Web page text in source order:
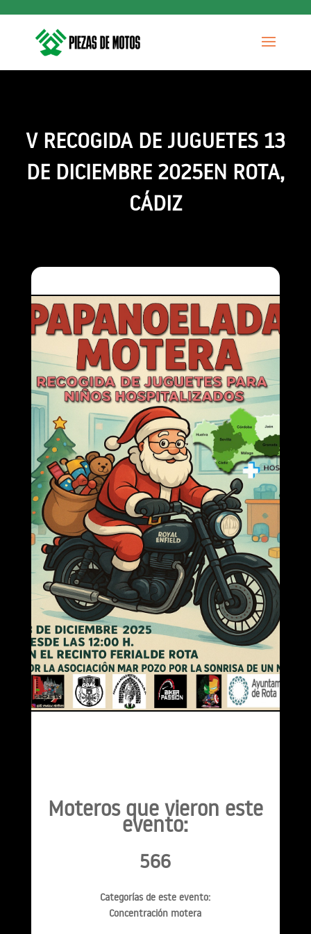
V RECOGIDA DE JUGUETES 13
DE DICIEMBRE 2025EN ROTA,
CÁDIZ
Moteros que vieron este
evento:
566
Categorías de este evento:
Concentración motera